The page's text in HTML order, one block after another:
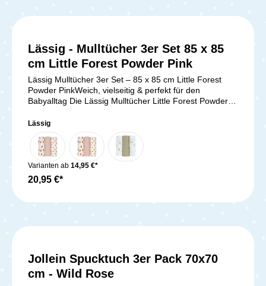
Lässig - Mulltücher 3er Set 85 x 85
cm Little Forest Powder Pink
Lässig Mulltücher 3er Set – 85 x 85 cm Little Forest
Powder PinkWeich, vielseitig & perfekt für den
Babyalltag Die Lässig Mulltücher Little Forest Powder
Alltag mit deinem Baby. Mit einer Größe von 85 x 85 cm
sind sie ideal als Spucktuch, Schmusetuch,
Wickelunterlage oder Pucktuch. Die Tücher bestehen
aus atmungsaktiven und pflegeleichten Materialien, die
besonders sanft zur empfindlichen Babyhaut
sind. Vielseitige Nutzung für dein BabyMultifunktional –
Perfekt als Spucktuch, Kuscheltuch, Pucktuch oder
°C und trocknergeeignet Dreierpack – Immer ein
nicht nur praktisch, sondern auch langlebig und stilvoll.
Dank der Verarbeitung von Bambusfasern sind sie
Lässig
Varianten ab 14,95 €*
20,95 €*
Jollein Spucktuch 3er Pack 70x70
cm - Wild Rose